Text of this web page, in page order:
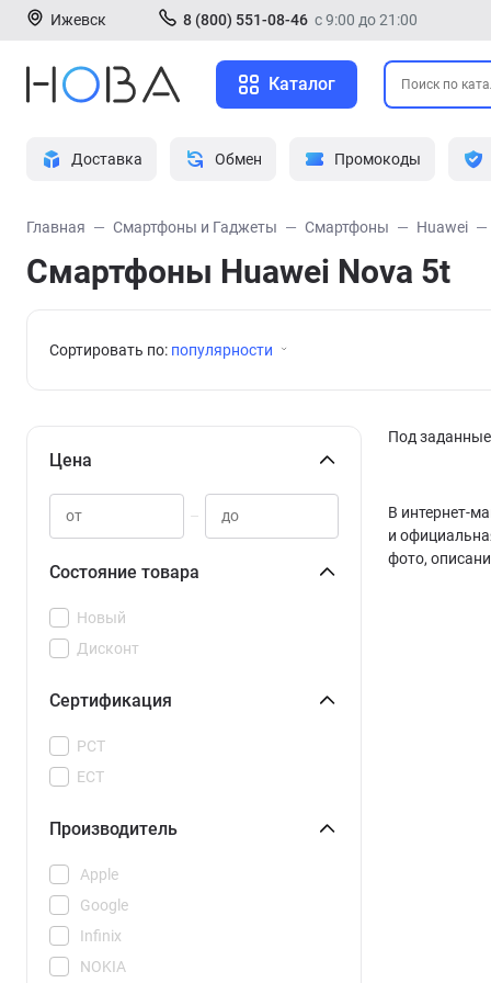
Ижевск 8 (800) 551-08-46 с 9:00 до 21:00
Каталог
Доставка Обмен Промокоды
Главная Смартфоны и Гаджеты Смартфоны Huawei
Смартфоны Huawei Nova 5t
Сортировать по: популярности
Цена
–
Состояние товара
Новый
Дисконт
Сертификация
РСТ
ЕСТ
Производитель
Apple
Google
Infinix
NOKIA
Под
В интернет-
и
фото,